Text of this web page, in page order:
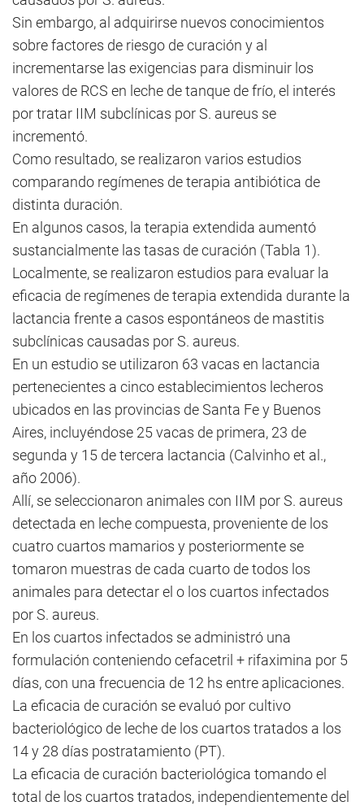
Sin embargo, al adquirirse nuevos conocimientos
sobre factores de riesgo de curación y al
incrementarse las exigencias para disminuir los
valores de RCS en leche de tanque de frío, el interés
por tratar IIM subclínicas por S. aureus se
incrementó.
Como resultado, se realizaron varios estudios
comparando regímenes de terapia antibiótica de
distinta duración.
En algunos casos, la terapia extendida aumentó
sustancialmente las tasas de curación (Tabla 1).
Localmente, se realizaron estudios para evaluar la
eficacia de regímenes de terapia extendida durante la
lactancia frente a casos espontáneos de mastitis
subclínicas causadas por S. aureus.
En un estudio se utilizaron 63 vacas en lactancia
pertenecientes a cinco establecimientos lecheros
ubicados en las provincias de Santa Fe y Buenos
Aires, incluyéndose 25 vacas de primera, 23 de
segunda y 15 de tercera lactancia (Calvinho et al.,
año 2006).
Allí, se seleccionaron animales con IIM por S. aureus
detectada en leche compuesta, proveniente de los
cuatro cuartos mamarios y posteriormente se
tomaron muestras de cada cuarto de todos los
animales para detectar el o los cuartos infectados
por S. aureus.
En los cuartos infectados se administró una
formulación conteniendo cefacetril + rifaximina por 5
días, con una frecuencia de 12 hs entre aplicaciones.
La eficacia de curación se evaluó por cultivo
bacteriológico de leche de los cuartos tratados a los
14 y 28 días postratamiento (PT).
La eficacia de curación bacteriológica tomando el
total de los cuartos tratados, independientemente del